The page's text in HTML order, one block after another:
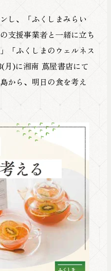
し、「ふくしまみらい
支援事業者と一緒に立ち
「ふくしまのウェルネス
)に湘南 蔦屋書店にて
から、明日の食を考え